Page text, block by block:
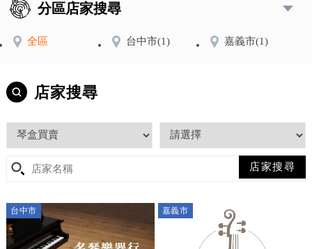
分區店家搜尋
全區 台中市(1) 嘉義市(1)
店家搜尋
台中市 嘉義市